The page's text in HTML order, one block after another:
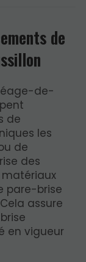
de
de-
de
les
de
des
pare-brise
assure
en vigueur